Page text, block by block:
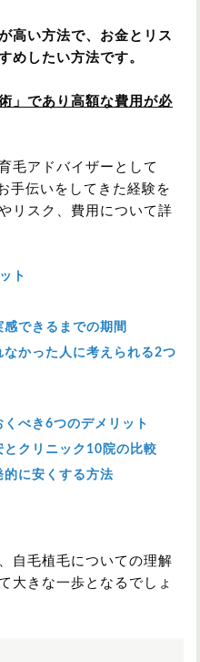
高い方法で、お金とリス
めしたい方法です。
」であり高額な費用が必
毛アドバイザーとして
手伝いをしてきた経験を
リスク、費用について詳
ト
できるまでの期間
かった人に考えられる2つ
べき6つのデメリット
とクリニック10院の比較
的に安くする方法
自毛植毛についての理解
大きな一歩となるでしょ